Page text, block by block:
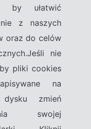
by ułatwić
z naszych
oraz do celów
nie
pliki cookies
na
zmień
swojej